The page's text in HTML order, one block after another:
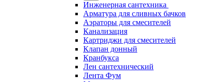
Инженерная сантехника
Арматура для сливных бачков
Аэраторы для смесителей
Канализация
Картриджи для смесителей
Клапан донный
Кранбукса
Лен сантехнический
Лента Фум